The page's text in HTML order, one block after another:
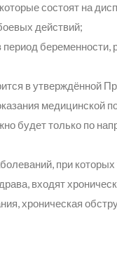
состоят на
действий;
беременности,
в утверждённой
медицинской
будет только по
при
входят
хроническая